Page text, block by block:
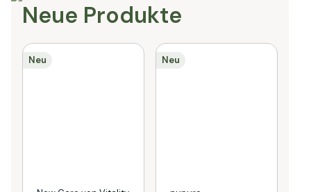
Neue Produkte
Neu Neu